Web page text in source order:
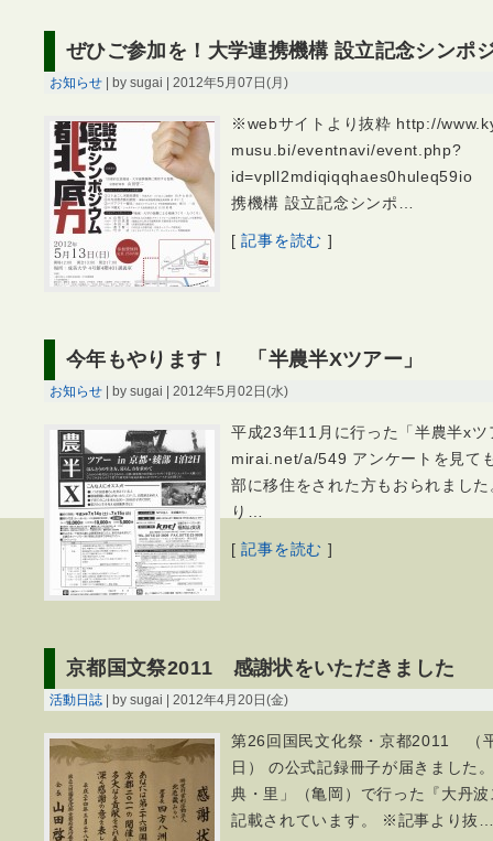
ぜひご参加を！大学連携機構 設立記念シンポ
お知らせ | by sugai | 2012年5月07日(月)
※webサイトより抜粋 http://
musu.bi/eventnavi/event.php?
id=vpll2mdiqiqqhaes0huleq59io
携機構 設立記念シンポ…
[記事を読む ]
今年もやります！ 「半農半Xツアー」
お知らせ | by sugai | 2012年5月02日(水)
平成23年11月に行った「半農半x
mirai.net/a/549 アンケートを見て
部に移住をされた方もおられま
り…
[記事を読む ]
京都国文祭2011 感謝状をいただきました
活動日誌 | by sugai | 2012年4月20日(金)
第26回国民文化祭・京都2011 （
日） の公式記録冊子が届きまし
典・里」（亀岡）で行った『大丹
記載されています。 ※記事より抜